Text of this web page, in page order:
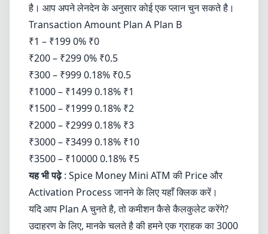
है। आप अपने लेनदेन के अनुसार कोई एक प्लान चुन सकते है।
Transaction Amount Plan A Plan B
₹1 – ₹199 0% ₹0
₹200 – ₹299 0% ₹0.5
₹300 – ₹999 0.18% ₹0.5
₹1000 – ₹1499 0.18% ₹1
₹1500 – ₹1999 0.18% ₹2
₹2000 – ₹2999 0.18% ₹3
₹3000 – ₹3499 0.18% ₹10
₹3500 – ₹10000 0.18% ₹5
यह भी पढ़े: Spice Money Mini ATM की Price और
Activation Process जानने के लिए यहाँ क्लिक करें।
यदि आप Plan A चुनते है, तो कमीशन कैसे कैलकुलेट करेंगे?
उदाहरण के लिए, मानके चलते है की हमने एक ग्राहक का 3000